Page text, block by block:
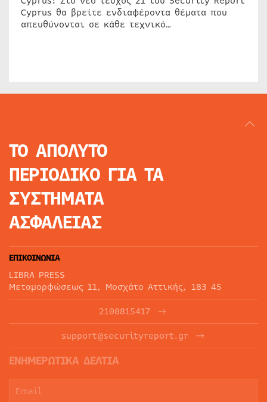
Cyprus θα βρείτε ενδιαφέροντα θέματα που
απευθύνονται σε κάθε τεχνικό…
ΤΟ ΑΠΟΛΥΤΟ
ΠΕΡΙΟΔΙΚΟ ΓΙΑ ΤΑ
ΣΥΣΤΗΜΑΤΑ
ΑΣΦΑΛΕΙΑΣ
ΕΠΙΚΟΙΝΩΝΙΑ
LIBRA PRESS
Μεταμορφώσεως 11, Μοσχάτο Αττικής, 183 45
2108815417
support@securityreport.gr
ΕΝΗΜΕΡΩΤΙΚΑ ΔΕΛΤΙΑ